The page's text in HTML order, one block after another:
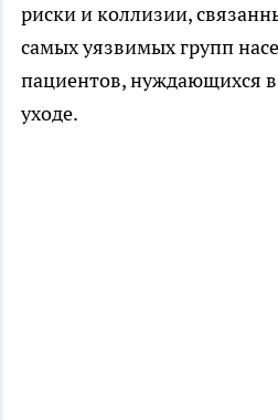
риски и коллизии,
самых уязвимых групп
пациентов, нуждающихся
уходе.